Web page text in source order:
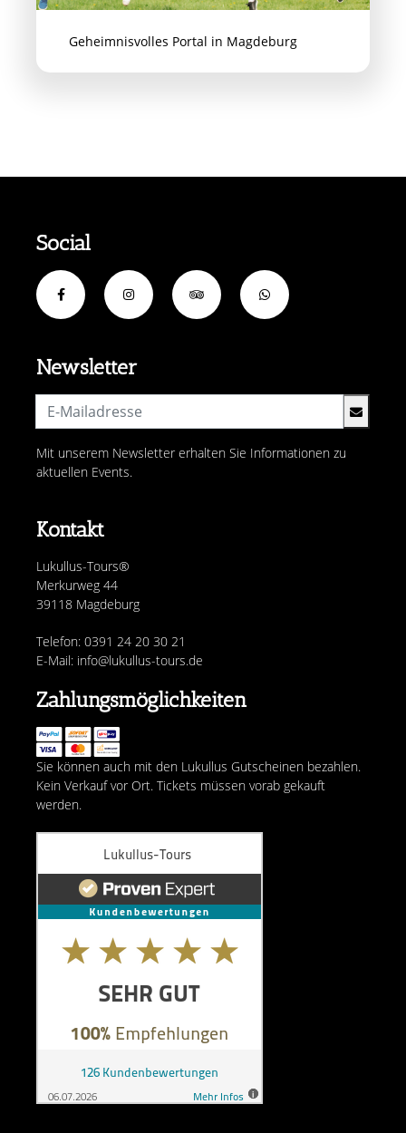
Geheimnisvolles Portal in Magdeburg
Kontakt
Lukullus-Tours®
Merkurweg 44
39118 Magdeburg
Telefon: 0391 24 20 30 21
E-Mail: info@lukullus-tours.de
Newsletter
Mit unserem Newsletter erhalten Sie Informationen zu
aktuellen Events.
Social
Zahlungsmöglichkeiten
Sie können auch mit den Lukullus Gutscheinen bezahlen.
Kein Verkauf vor Ort. Tickets müssen vorab gekauft
werden.